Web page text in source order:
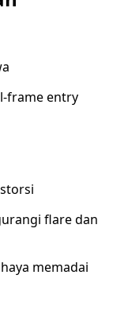
frame entry
flare dan
memadai